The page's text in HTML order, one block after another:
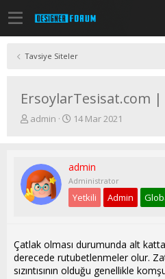
Tavsiye Siteler
ErsoylarTesisat.com |
K
y
u
b
a
a
t
a
admin
B
a
n
g
a
r
i
14 Mar 2021
admin
Administrator
Yetkili Admin
Çatlak olması durumunda alt
derecede rutubetlenmeler olur.
sızıntısının olduğu genellikle